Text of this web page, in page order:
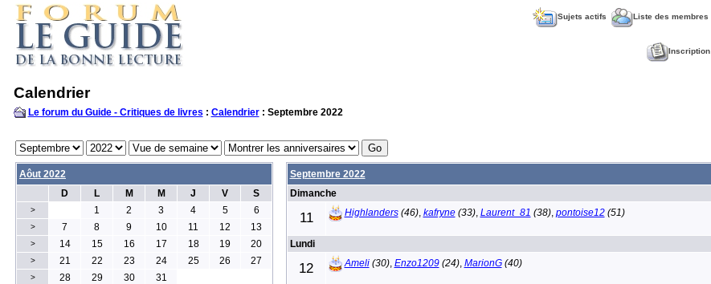
Sujets actifs Liste des membres
Inscription
Calendrier
Le forum du Guide - Critiques de livres : Calendrier: Septembre 2022
Aôut 2022
D
L M M J V S
> 1 2 3 4 5 6
> 7 8 9 10 11 12 13
> 14 15 16 17 18 19 20
> 21 22 23 24 25 26 27
> 28 29 30 31
Septembre 2022
Dimanche
11 Highlanders(46), kafryne(33), Laurent_81 (38), pontoise12(51)
Lundi
12 Ameli(30), Enzo1209(24), MarionG(40)